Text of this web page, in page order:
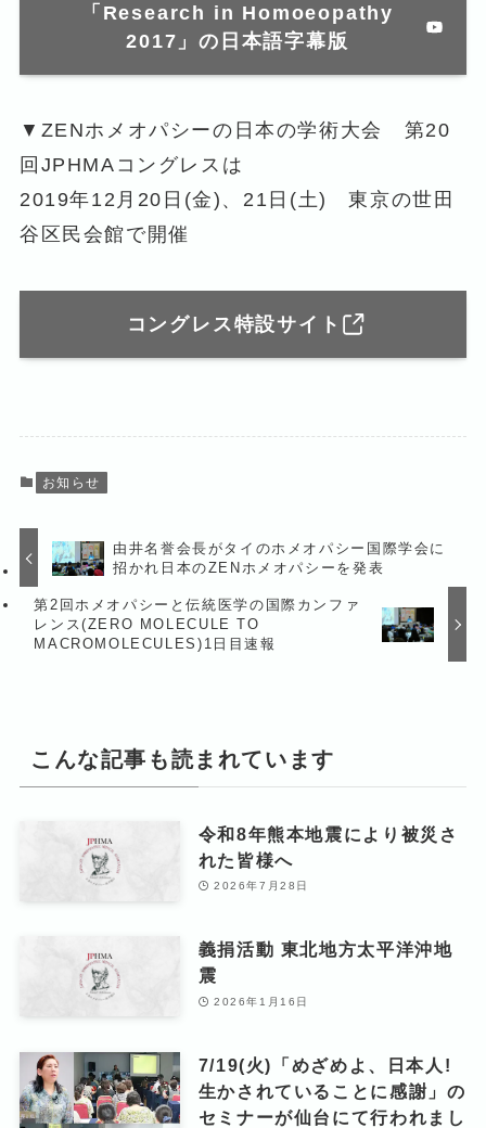
「Research in Homoeopathy
2017」の日本語字幕版
▼ZENホメオパシーの日本の学術大会 第20
回JPHMAコングレスは
2019年12月20日(金)、21日(土) 東京の世田
谷区民会館で開催
コングレス特設サイト
お知らせ
由井名誉会長がタイのホメオパシー国際学会に
招かれ日本のZENホメオパシーを発表
第2回ホメオパシーと伝統医学の国際カンファ
レンス(ZERO MOLECULE TO
MACROMOLECULES)1日目速報
こんな記事も読まれています
令和8年熊本地震により被災さ
れた皆様へ
2026年7月28日
義捐活動 東北地方太平洋沖地
震
2026年1月16日
7/19(火)「めざめよ、日本人!
生かされていることに感謝」の
セミナーが仙台にて行われまし